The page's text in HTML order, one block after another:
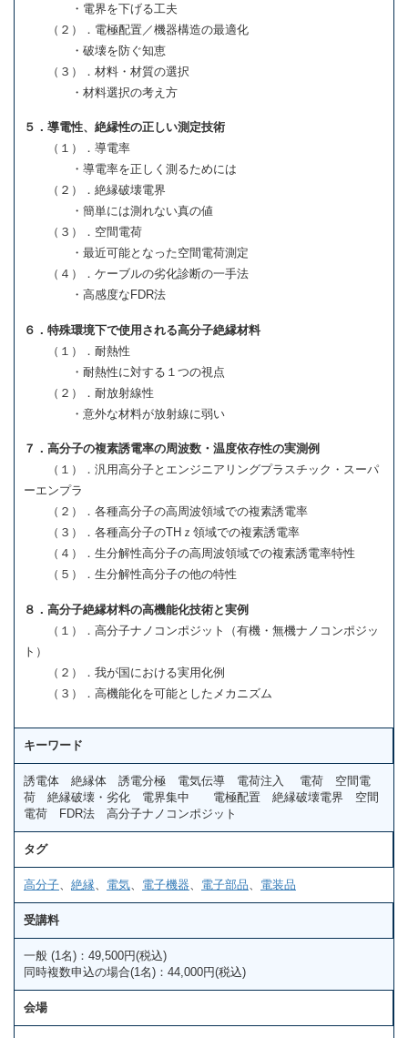
・電界を下げる工夫
（２）．電極配置／機器構造の最適化
・破壊を防ぐ知恵
（３）．材料・材質の選択
・材料選択の考え方
５．導電性、絶縁性の正しい測定技術
（１）．導電率
・導電率を正しく測るためには
（２）．絶縁破壊電界
・簡単には測れない真の値
（３）．空間電荷
・最近可能となった空間電荷測定
（４）．ケーブルの劣化診断の一手法
・高感度なFDR法
６．特殊環境下で使用される高分子絶縁材料
（１）．耐熱性
・耐熱性に対する１つの視点
（２）．耐放射線性
・意外な材料が放射線に弱い
７．高分子の複素誘電率の周波数・温度依存性の実測例
（１）．汎用高分子とエンジニアリングプラスチック・スーパ
ーエンプラ
（２）．各種高分子の高周波領域での複素誘電率
（３）．各種高分子のTHｚ領域での複素誘電率
（４）．生分解性高分子の高周波領域での複素誘電率特性
（５）．生分解性高分子の他の特性
８．高分子絶縁材料の高機能化技術と実例
（１）．高分子ナノコンポジット（有機・無機ナノコンポジッ
ト）
（２）．我が国における実用化例
（３）．高機能化を可能としたメカニズム
キーワード
誘電体 絶縁体 誘電分極 電気伝導 電荷注入 電荷 空間電
荷 絶縁破壊・劣化 電界集中 電極配置 絶縁破壊電界 空間
電荷 FDR法 高分子ナノコンポジット
タグ
高分子 絶縁 電気 電子機器 電子部品 電装品
受講料
一般 (1名)：49,500円(税込)
同時複数申込の場合(1名)：44,000円(税込)
会場